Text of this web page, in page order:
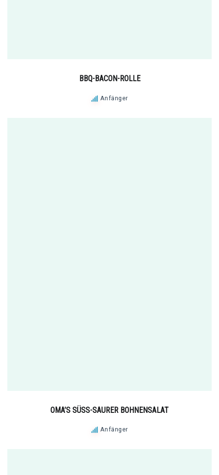
BBQ-BACON-ROLLE
Anfänger
OMA’S SÜSS-SAURER BOHNENSALAT
Anfänger